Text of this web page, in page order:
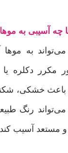
به موها
دکلره یا
باعث خشکی،
رنگ
و مستعد آسیب